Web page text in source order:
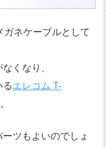
ネケーブルとして
くなり、
るエレコム T-
ツもよいのでしょ